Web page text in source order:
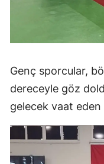
Genç sporcular,
dereceyle göz
gelecek vaat eden